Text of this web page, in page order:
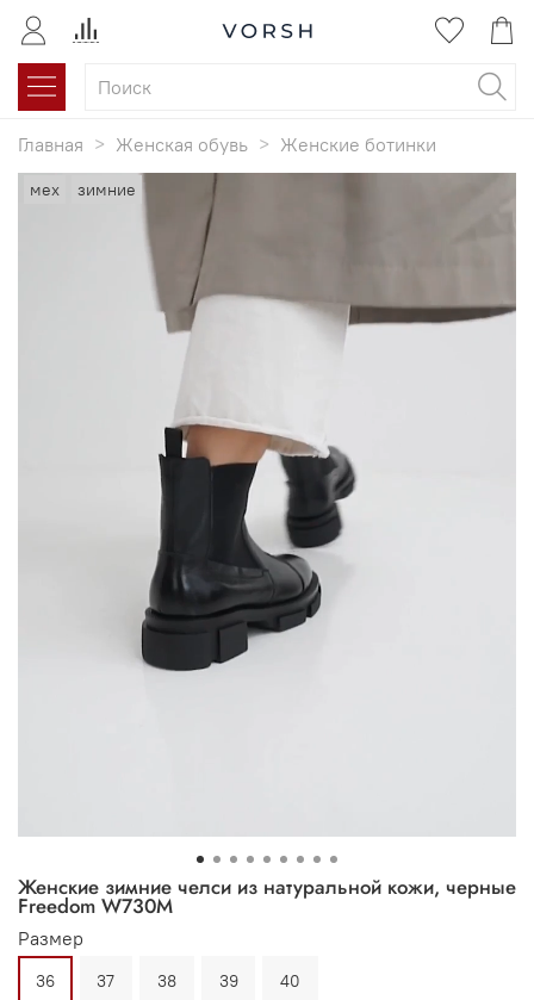
Главная Женская обувь Женские ботинки
мех зимние
Женские зимние челси из натуральной кожи, черные
Freedom W730M
Размер
36 37 38 39 40